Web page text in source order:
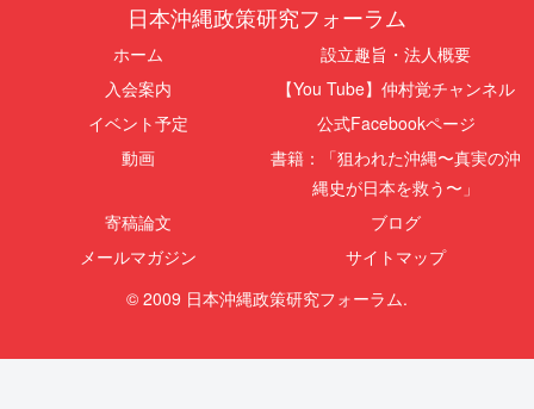
日本沖縄政策研究フォーラム
ホーム
設立趣旨・法人概要
入会案内
【You Tube】仲村覚チャンネル
イベント予定
公式Facebookページ
動画
書籍：「狙われた沖縄〜真実の沖
縄史が日本を救う〜」
寄稿論文
ブログ
メールマガジン
サイトマップ
© 2009 日本沖縄政策研究フォーラム.